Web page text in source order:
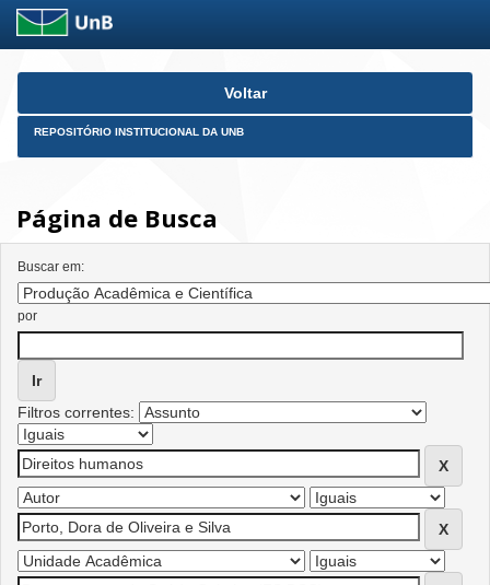
Skip
Voltar
REPOSITÓRIO INSTITUCIONAL DA UNB
Página de Busca
Buscar em:
por
Filtros correntes: